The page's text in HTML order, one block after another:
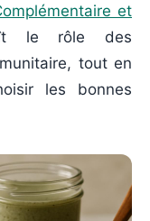
et
le rôle des
tout en
les bonnes